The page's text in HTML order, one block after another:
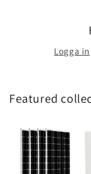
Logga in
Featured